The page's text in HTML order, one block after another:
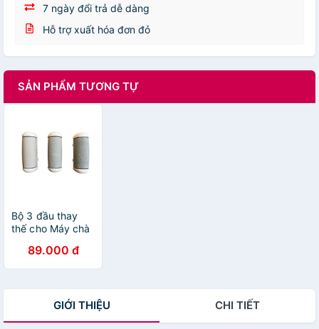
7 ngày đổi trả dễ dàng
Hỗ trợ xuất hóa đơn đỏ
SẢN PHẨM TƯƠNG TỰ
Bộ 3 đầu thay
thế cho Máy chà
callus remover
89.000 đ
GIỚI THIỆU CHI TIẾT